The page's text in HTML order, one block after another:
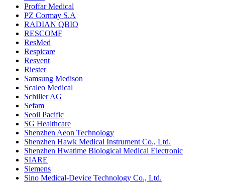
Proffar Medical
PZ Cormay S.A
RADIAN QBIO
RESCOMF
ResMed
Respicare
Resvent
Riester
Samsung Medison
Scaleo Medical
Schiller AG
Sefam
Seoil Pacific
SG Healthcare
Shenzhen Aeon Technology
Shenzhen Hawk Medical Instrument Co., Ltd.
Shenzhen Hwatime Biological Medical Electronic
SIARE
Siemens
Sino Medical-Device Technology Co., Ltd.